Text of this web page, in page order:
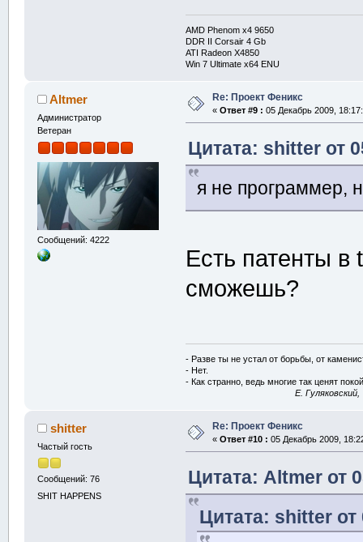
AMD Phenom x4 9650
DDR II Corsair 4 Gb
ATI Radeon X4850
Win 7 Ultimate x64 ENU
Altmer
Администратор
Ветеран
Сообщений: 4222
Re: Проект Феникс
« Ответ #9 : 05 Декабрь 2009,
Цитата: shitter от
я не программер,
Есть патенты в
сможешь?
- Разве ты не устал от борьбы, от
- Нет.
- Как странно, ведь многие так ценят
E.
shitter
Частый гость
Сообщений: 76
SHIT HAPPENS
Re: Проект Феникс
« Ответ #10 : 05 Декабрь 2009,
Цитата: Altmer от
Цитата: shitter от